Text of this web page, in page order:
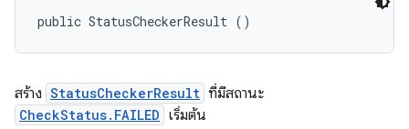
public StatusCheckerResult ()
สร้าง StatusCheckerResult ที่มีสถานะ
CheckStatus.FAILED เริ่มต้น